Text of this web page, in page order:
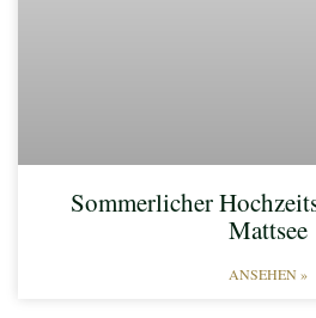
Sommerlicher
Mattsee
ANSEHEN »